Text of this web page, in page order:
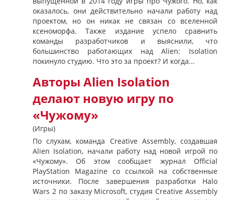
оказалось, они действительно начали работу над
проектом, но он никак не связан со вселенной
ксеноморфа. Также издание успело сравнить
команды разработчиков и выяснили, что
большинство работающих над Alien: Isolation
покинуло студию. Что это за проект? И когда...
Авторы Alien Isolation
делают новую игру по
«Чужому»
(Игры)
По слухам, команда Creative Assembly, создавшая
Alien Isolation, начали работу над новой игрой по
«Чужому». Об этом сообщает журнал Official
PlayStation Magazine со ссылкой на собственные
источники. После завершения разработки Halo
Wars 2 по заказу Microsoft, студия Creative Assembly